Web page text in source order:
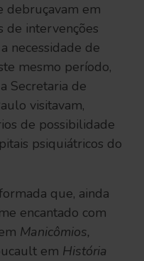
debruçavam em
de intervenções
necessidade de
mesmo período,
Secretaria de
visitavam,
de possibilidade
psiquiátricos do
que, ainda
encantado com
Manicômios,
em História